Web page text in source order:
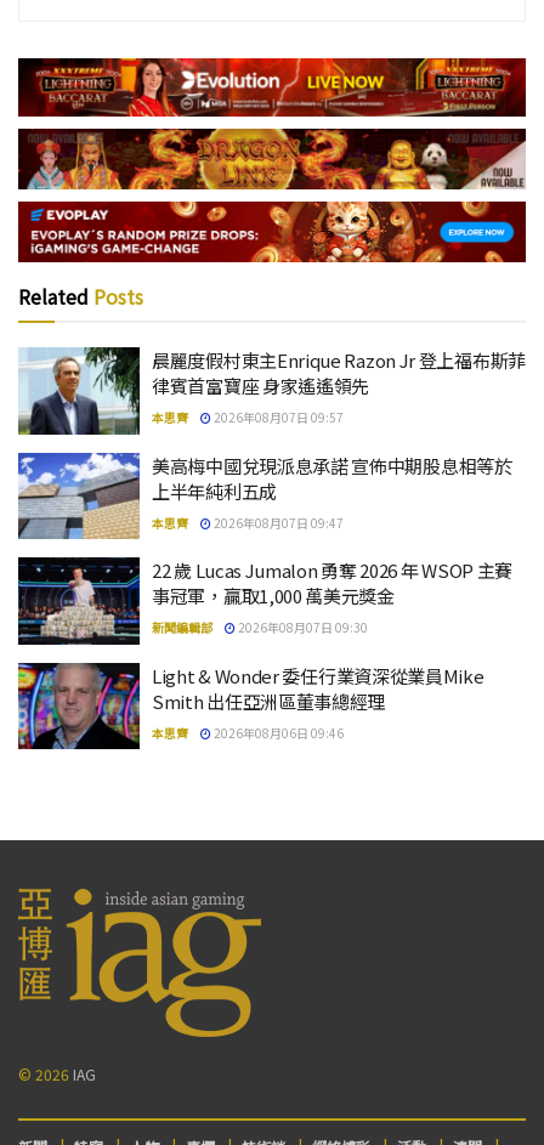
Related Posts
晨麗度假村東主Enrique Razon Jr 登上福布斯菲
律賓首富寶座 身家遙遙領先
本思齊 2026年08月07日 09:57
美高梅中國兌現派息承諾 宣佈中期股息相等於
上半年純利五成
本思齊 2026年08月07日 09:47
22 歲 Lucas Jumalon 勇奪 2026 年 WSOP 主賽
事冠軍，贏取1,000 萬美元獎金
新聞編輯部 2026年08月07日 09:30
Light & Wonder 委任行業資深從業員Mike
Smith 出任亞洲區董事總經理
本思齊 2026年08月06日 09:46
© 2026 IAG